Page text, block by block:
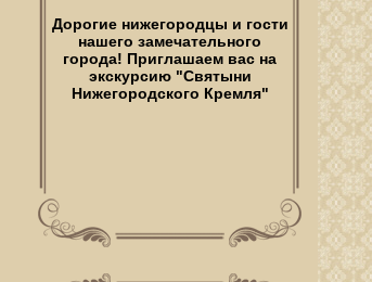
Дорогие нижегородцы и гости
нашего замечательного
города! Приглашаем вас на
экскурсию "Святыни
Нижегородского Кремля"